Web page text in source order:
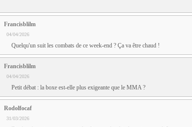
Francisblilm
04/04/2026
Quelqu'un suit les combats de ce week-end ? Ça va être chaud !
Francisblilm
04/04/2026
Petit débat : la boxe est-elle plus exigeante que le MMA ?
Rodolfocaf
31/03/2026